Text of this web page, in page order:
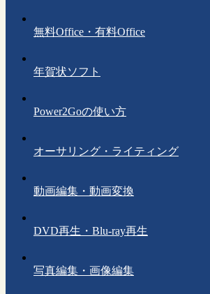
無料Office・有料Office
年賀状ソフト
Power2Goの使い方
オーサリング・ライティング
動画編集・動画変換
DVD再生・Blu-ray再生
写真編集・画像編集